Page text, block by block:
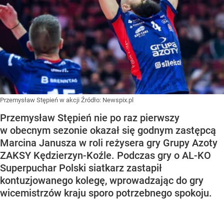
Przemysław Stępień w akcji Źródło: Newspix.pl
Przemysław Stępień nie po raz pierwszy
w obecnym sezonie okazał się godnym zastępcą
Marcina Janusza w roli reżysera gry Grupy Azoty
ZAKSY Kędzierzyn-Koźle. Podczas gry o AL-KO
Superpuchar Polski siatkarz zastapił
kontuzjowanego kolegę, wprowadzając do gry
wicemistrzów kraju sporo potrzebnego spokoju.